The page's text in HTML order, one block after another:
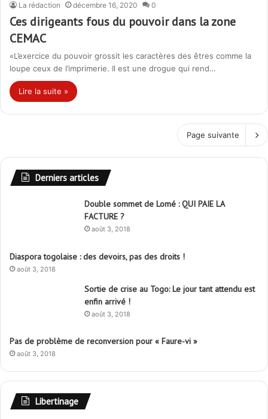
La rédaction décembre 16, 2020 0
Ces dirigeants fous du pouvoir dans la zone
CEMAC
«L’exercice du pouvoir grossit les caractères des êtres comme la
loupe ceux de l’imprimerie. Il est une drogue qui rend…
Lire la suite »
Page suivante
Derniers articles
Double sommet de Lomé : QUI PAIE LA
FACTURE ?
août 3, 2018
août 3, 2018
enfin arrivé !
août 3, 2018
août 3, 2018
QNET dévoile une édition limitée de la montre-